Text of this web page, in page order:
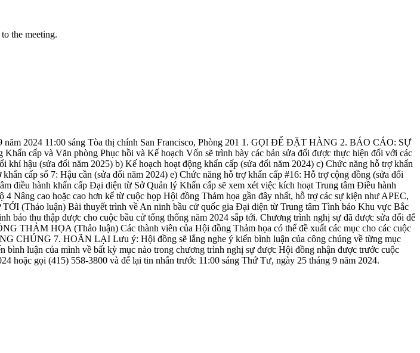
the meeting.
2024 11:00 sáng Tòa thị chính San Francisco, Phòng 201 1. GỌI ĐỂ ĐẶT HÀNG 2. BÁO CÁO: SỰ
cấp và Văn phòng Phục hồi và Kế hoạch Vốn sẽ trình bày các bản sửa đổi được thực hiện đối với các
hậu (sửa đổi năm 2025) b) Kế hoạch hoạt động khẩn cấp (sửa đổi năm 2024) c) Chức năng hỗ trợ khẩn
cấp số 7: Hậu cần (sửa đổi năm 2024) e) Chức năng hỗ trợ khẩn cấp #16: Hỗ trợ cộng đồng (sửa đổi
hành khẩn cấp Đại diện từ Sở Quản lý Khẩn cấp sẽ xem xét việc kích hoạt Trung tâm Điều hành
Nâng cao hoặc cao hơn kể từ cuộc họp Hội đồng Thảm họa gần đây nhất, hỗ trợ các sự kiện như APEC,
(Thảo luận) Bài thuyết trình về An ninh bầu cử quốc gia Đại diện từ Trung tâm Tình báo Khu vực Bắc
báo thu thập được cho cuộc bầu cử tổng thống năm 2024 sắp tới. Chương trình nghị sự đã được sửa đổi để
HỌA (Thảo luận) Các thành viên của Hội đồng Thảm họa có thể đề xuất các mục cho các cuộc
CHÚNG 7. HOÃN LẠI Lưu ý: Hội đồng sẽ lắng nghe ý kiến bình luận của công chúng về từng mục
luận của mình về bất kỳ mục nào trong chương trình nghị sự được Hội đồng nhận được trước cuộc
hoặc gọi (415) 558-3800 và để lại tin nhắn trước 11:00 sáng Thứ Tư, ngày 25 tháng 9 năm 2024.